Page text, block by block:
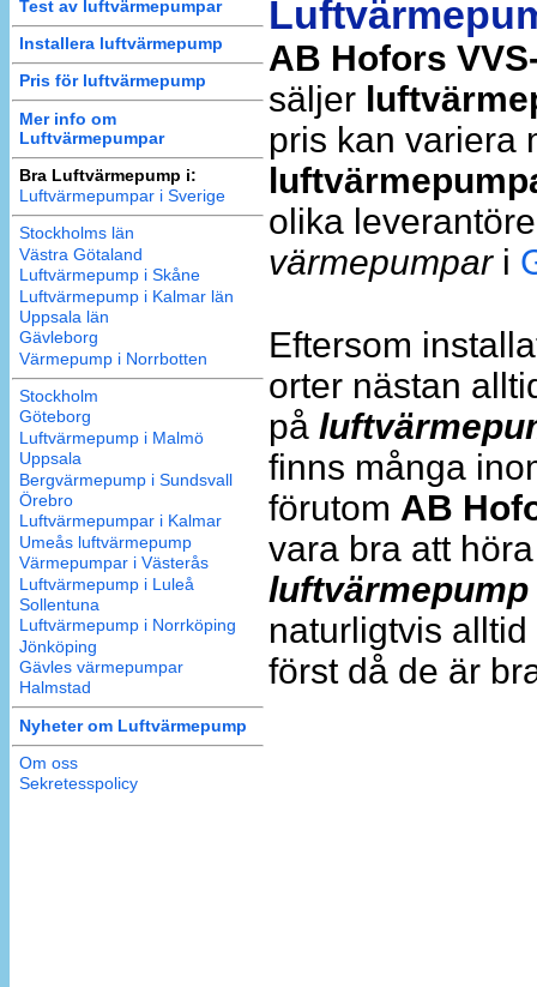
Test av luftvärmepumpar
Installera luftvärmepump
Pris för luftvärmepump
Mer info om
Luftvärmepumpar
Bra Luftvärmepump i:
Luftvärmepumpar i Sverige
Stockholms län
Västra Götaland
Luftvärmepump i Skåne
Luftvärmepump i Kalmar län
Uppsala län
Gävleborg
Värmepump i Norrbotten
Stockholm
Göteborg
Luftvärmepump i Malmö
Uppsala
Bergvärmepump i Sundsvall
Örebro
Luftvärmepumpar i Kalmar
Umeås luftvärmepump
Värmepumpar i Västerås
Luftvärmepump i Luleå
Sollentuna
Luftvärmepump i Norrköping
Jönköping
Gävles värmepumpar
Halmstad
Nyheter om Luftvärmepump
Om oss
Sekretesspolicy
AB Hofors
säljer
pris kan variera
olika
värmepumpari
Eftersom
orter nästan
på
finns många
förutom AB
vara bra att
luftvärmepump
naturligtvis
först då de är